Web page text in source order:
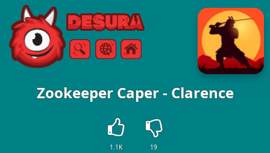
Free Online Games
CăutareMeniul
Zookeeper Caper - Clarence
1.1K 19